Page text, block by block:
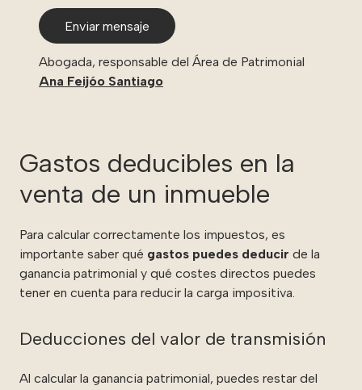
Enviar mensaje
Abogada, responsable del Área de Patrimonial
Ana Feijóo Santiago
Gastos deducibles en la
venta de un inmueble
Para calcular correctamente los impuestos, es
importante saber qué gastos puedes deducir de la
ganancia patrimonial y qué costes directos puedes
tener en cuenta para reducir la carga impositiva.
Deducciones del valor de transmisión
Al calcular la ganancia patrimonial, puedes restar del